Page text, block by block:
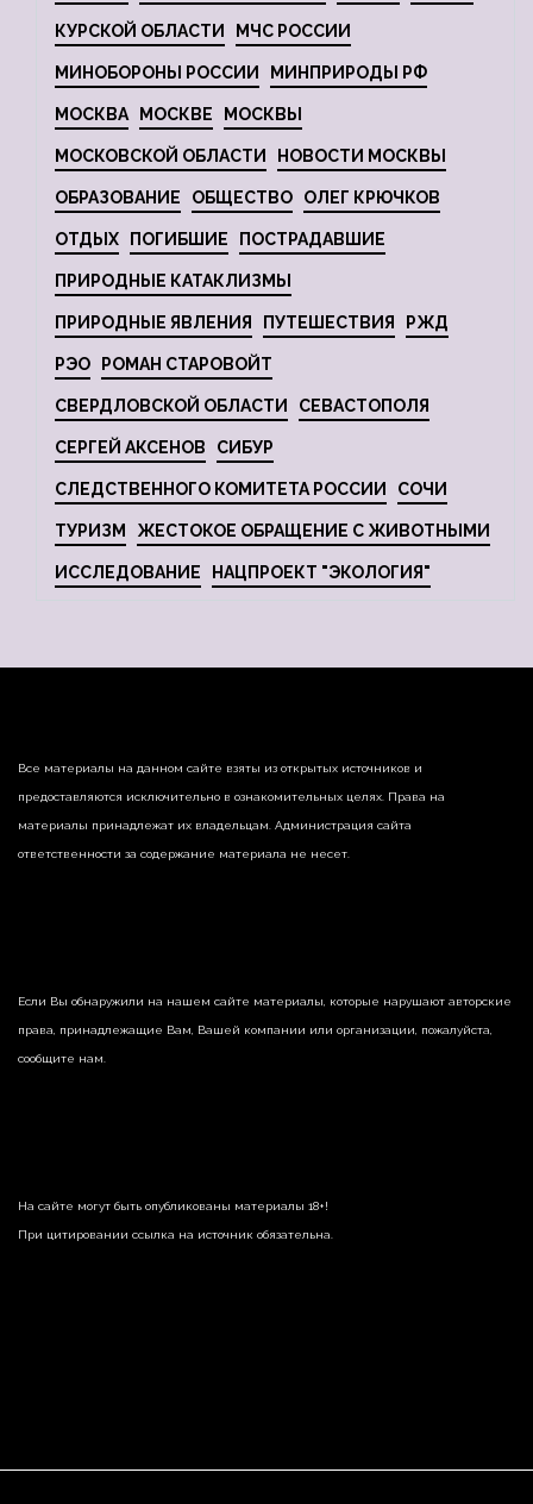
КУРСКОЙ ОБЛАСТИ МЧС РОССИИ
МИНОБОРОНЫ РОССИИ МИНПРИРОДЫ РФ
МОСКВА МОСКВЕ МОСКВЫ
МОСКОВСКОЙ ОБЛАСТИ НОВОСТИ МОСКВЫ
ОБРАЗОВАНИЕ ОБЩЕСТВО ОЛЕГ КРЮЧКОВ
ОТДЫХ ПОГИБШИЕ ПОСТРАДАВШИЕ
ПРИРОДНЫЕ КАТАКЛИЗМЫ
ПРИРОДНЫЕ ЯВЛЕНИЯ ПУТЕШЕСТВИЯ РЖД
РЭО РОМАН СТАРОВОЙТ
СВЕРДЛОВСКОЙ ОБЛАСТИ СЕВАСТОПОЛЯ
СЕРГЕЙ АКСЕНОВ СИБУР
СЛЕДСТВЕННОГО КОМИТЕТА РОССИИ СОЧИ
ТУРИЗМ ЖЕСТОКОЕ ОБРАЩЕНИЕ С ЖИВОТНЫМИ
ИССЛЕДОВАНИЕ НАЦПРОЕКТ "ЭКОЛОГИЯ"
Все материалы на данном сайте взяты из открытых источников и
предоставляются исключительно в ознакомительных целях. Права на
материалы принадлежат их владельцам. Администрация сайта
ответственности за содержание материала не несет.
Если Вы обнаружили на нашем сайте материалы, которые нарушают авторские
права, принадлежащие Вам, Вашей компании или организации, пожалуйста,
сообщите нам.
На сайте могут быть опубликованы материалы 18+!
При цитировании ссылка на источник обязательна.